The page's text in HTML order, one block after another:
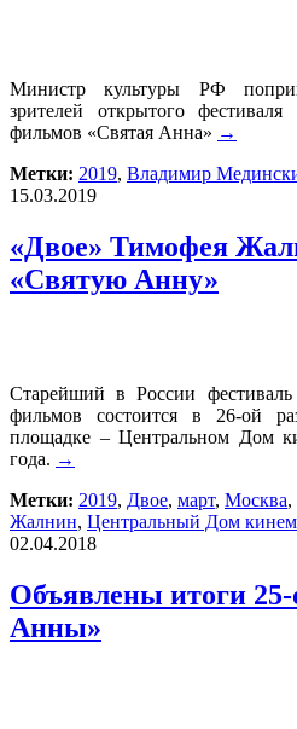
Министр культуры РФ
зрителей открытого
фильмов «Святая Анна» →
Метки: 2019, Владимир
15.03.2019
«Двое» Тимофея
«Святую Анну»
Старейший в России
фильмов состоится в 26-ой
площадке – Центральном Дом
года. →
Метки: 2019, Двое, март, Москва,
Жалнин, Центральный Дом
02.04.2018
Объявлены итоги
Анны»